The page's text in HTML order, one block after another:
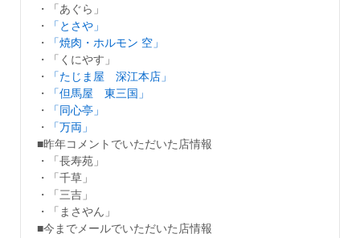
・「あぐら」
・
「とさや」
・
「焼肉・ホルモン 空」
・「くにやす」
・
「たじま屋 深江本店」
・
「但馬屋 東三国」
・
「同心亭」
・
「万両」
■昨年コメントでいただいた店情報
・「長寿苑」
・「千草」
・「三吉」
・「まさやん」
■今までメールでいただいた店情報